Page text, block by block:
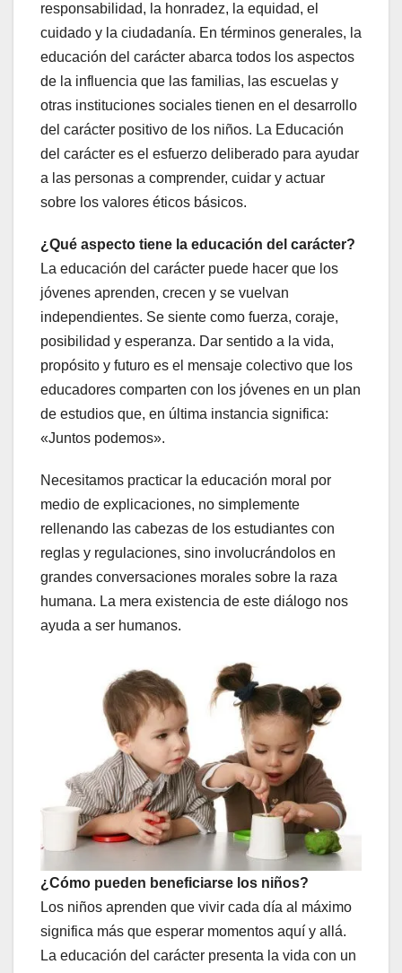
responsabilidad, la honradez, la equidad, el
cuidado y la ciudadanía. En términos generales, la
educación del carácter abarca todos los aspectos
de la influencia que las familias, las escuelas y
otras instituciones sociales tienen en el desarrollo
del carácter positivo de los niños. La Educación
del carácter es el esfuerzo deliberado para ayudar
a las personas a comprender, cuidar y actuar
sobre los valores éticos básicos.
¿Qué aspecto tiene la educación del carácter?
La educación del carácter puede hacer que los
jóvenes aprenden, crecen y se vuelvan
independientes. Se siente como fuerza, coraje,
posibilidad y esperanza. Dar sentido a la vida,
propósito y futuro es el mensaje colectivo que los
educadores comparten con los jóvenes en un plan
de estudios que, en última instancia significa:
«Juntos podemos».
Necesitamos practicar la educación moral por
medio de explicaciones, no simplemente
rellenando las cabezas de los estudiantes con
reglas y regulaciones, sino involucrándolos en
grandes conversaciones morales sobre la raza
humana. La mera existencia de este diálogo nos
ayuda a ser humanos.
¿Cómo pueden beneficiarse los niños?
Los niños aprenden que vivir cada día al máximo
significa más que esperar momentos aquí y allá.
La educación del carácter presenta la vida con un